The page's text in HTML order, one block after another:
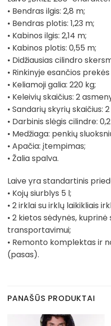
• Bendras ilgis: 2,8 m;
• Bendras plotis: 1,23 m;
• Kabinos ilgis: 2,14 m;
• Kabinos plotis: 0,55 m;
• Didžiausias cilindro
• Rinkinyje esančios prekės
• Keliamoji galia: 220 kg;
• Keleivių skaičius: 2
• Sandarių skyrių skaičius:
• Darbinis slėgis cilindre:
• Medžiaga: penkių
• Apačia: įtempimas;
• Žalia spalva.
Laive yra standartinis
• Kojų siurblys 5 l;
• 2 irklai su irklų laikikliais
• 2 kietos sėdynės, kuprinė
transportavimui;
• Remonto komplektas ir
(pasas).
PANAŠŪS PRODUKTAI